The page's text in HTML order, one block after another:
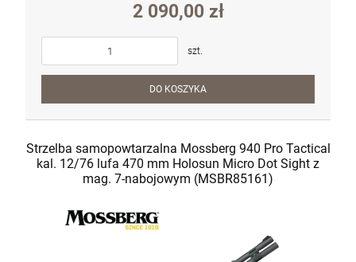
2 090,00 zł
szt.
DO KOSZYKA
Strzelba samopowtarzalna Mossberg 940 Pro Tactical
kal. 12/76 lufa 470 mm Holosun Micro Dot Sight z
mag. 7-nabojowym (MSBR85161)